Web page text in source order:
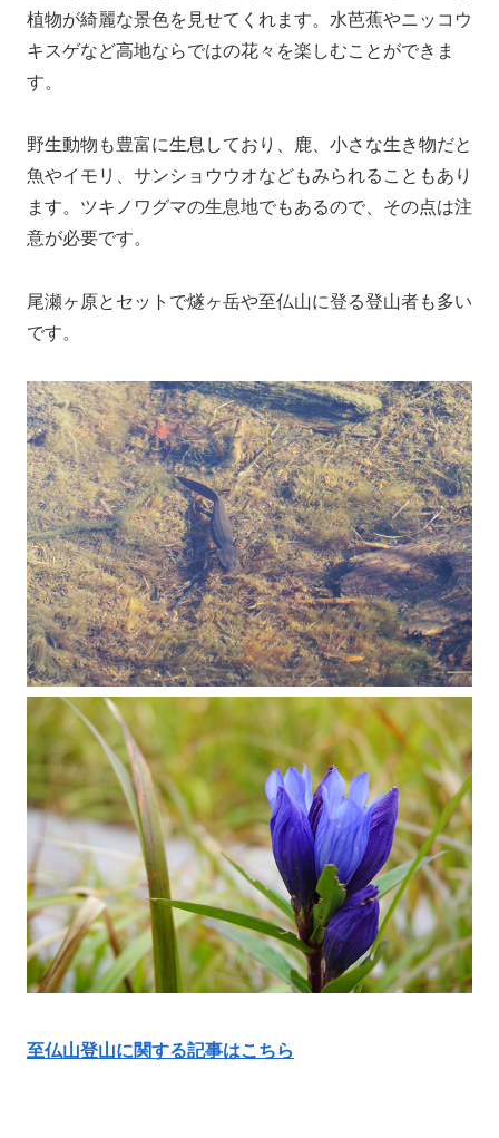
植物が綺麗な景色を見せてくれます。水芭蕉やニッコウ
キスゲなど高地ならではの花々を楽しむことができま
す。
野生動物も豊富に生息しており、鹿、小さな生き物だと
魚やイモリ、サンショウウオなどもみられることもあり
ます。ツキノワグマの生息地でもあるので、その点は注
意が必要です。
尾瀬ヶ原とセットで燧ヶ岳や至仏山に登る登山者も多い
です。
至仏山登山に関する記事はこちら